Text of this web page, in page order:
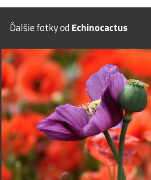
Ďalšie fotky od Echinocactus